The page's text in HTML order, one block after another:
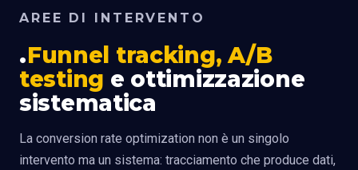
AREE DI INTERVENTO
Funnel tracking, A/B
testing e ottimizzazione
sistematica
La conversion rate optimization non è un singolo
intervento ma un sistema: tracciamento che produce dati,